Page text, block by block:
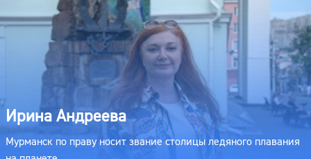
Ирина Андреева
Мурманск по праву носит звание столицы ледяного плавания